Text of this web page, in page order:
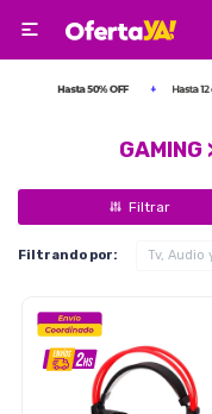

GAMING
Filtrando por: Tv, Audio
Tv,